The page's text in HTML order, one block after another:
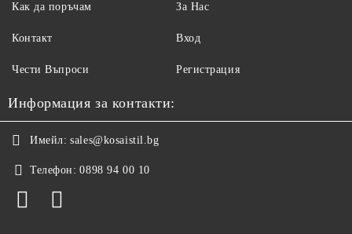
Как да поръчам
Контакт
Чести Въпроси
За Нас
Вход
Регистрация
Информация за контакти:
Имейл: sales@kosaistil.bg
Телефон: 0898 94 00 10